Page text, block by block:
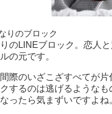
りのブロック
のLINEブロック。恋人
の元です。
際のいざこざすべてが
するのは逃げるような
ったら気まずいですよね